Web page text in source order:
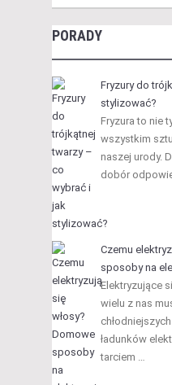
PORADY
Fryzury do
stylizować?
Fryzura to nie
wszystkim
naszej urody.
dobór
Czemu
sposoby na
Elektryzujące
wielu z nas
ładunków
tarciem …